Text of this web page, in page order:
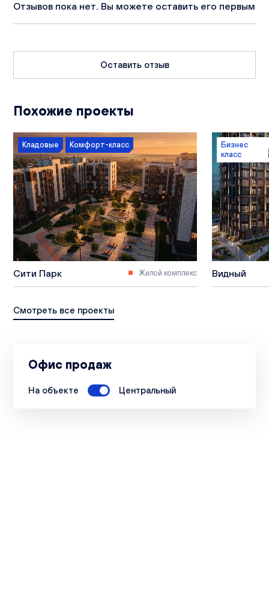
Оставить отзыв
Отзывов пока нет. Вы можете оставить его первым
Похожие проекты
Кладовые Комфорт-класс
Сити Парк Жилой комплекс
Бизнес
класс
Видный
Смотреть все проекты
Офис продаж
На объекте Центральный